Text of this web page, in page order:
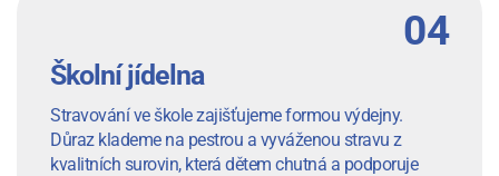
Školní jídelna
Stravování ve škole zajišťujeme formou výdejny.
Důraz klademe na pestrou a vyváženou stravu z
kvalitních surovin, která dětem chutná a podporuje